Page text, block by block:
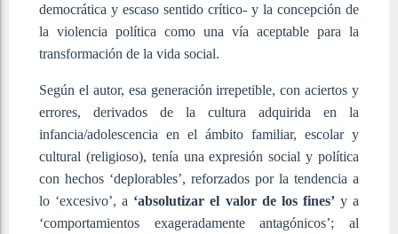
democrática y escaso sentido crítico- y la concepción de
la violencia política como una vía aceptable para la
transformación de la vida social.
Según el autor, esa generación irrepetible, con aciertos y
errores, derivados de la cultura adquirida en la
infancia/adolescencia en el ámbito familiar, escolar y
cultural (religioso), tenía una expresión social y política
con hechos ‘deplorables’, reforzados por la tendencia a
lo ‘excesivo’, a ‘absolutizar el valor de los fines’y a
‘comportamientos exageradamente antagónicos’; al